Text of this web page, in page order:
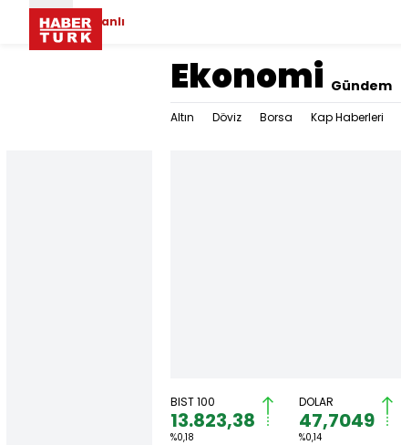
Canlı
Ekonomi Gündem
Altın Döviz Borsa Kap Haberleri
BIST 100
13.823,38
%0,18
DOLAR
47,7049
%0,14